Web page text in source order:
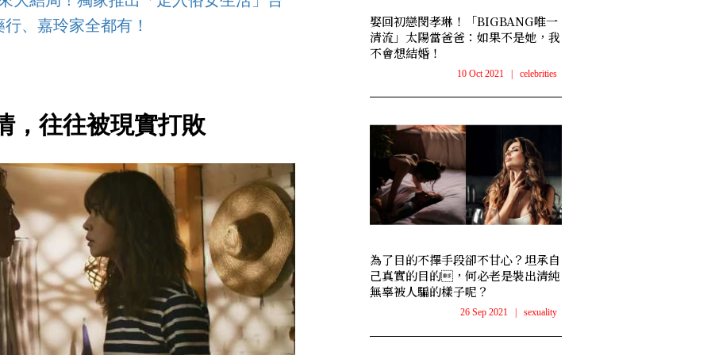
、嘉玲家全都有！
，往往被現實打敗
娶回初戀閔孝琳！「BIGBANG唯一
清流」太陽當爸爸：如果不是她，我
不會想結婚！
10 Oct 2021 | celebrities
為了目的不擇手段卻不甘心？坦承自
己真實的目的，何必老是裝出清純
無辜被人騙的樣子呢？
26 Sep 2021 sexuality